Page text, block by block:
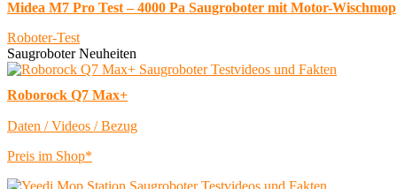
Midea M7 Pro Test – 4000 Pa Saugroboter mit Motor-Wischmop
Roboter-Test
Saugroboter Neuheiten
Roborock Q7 Max+
Daten / Videos / Bezug
Preis im Shop*